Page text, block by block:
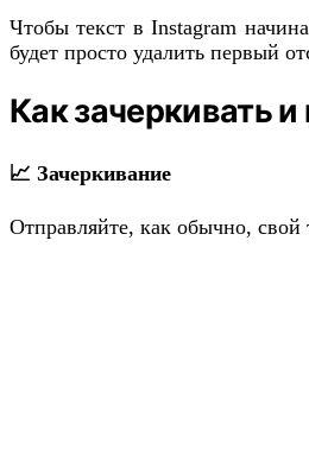
Чтобы текст в Instagram
будет просто удалить первый
Как зачеркивать
📈 Зачеркивание
Отправляйте, как обычно, свой